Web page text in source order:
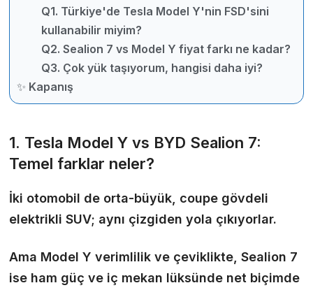
Q1. Türkiye'de Tesla Model Y'nin FSD'sini
kullanabilir miyim?
Q2. Sealion 7 vs Model Y fiyat farkı ne kadar?
Q3. Çok yük taşıyorum, hangisi daha iyi?
✨ Kapanış
1. Tesla Model Y vs BYD Sealion 7:
Temel farklar neler?
İki otomobil de orta-büyük, coupe gövdeli
elektrikli SUV; aynı çizgiden yola çıkıyorlar.
Ama Model Y verimlilik ve çeviklikte, Sealion 7
ise ham güç ve iç mekan lüksünde net biçimde